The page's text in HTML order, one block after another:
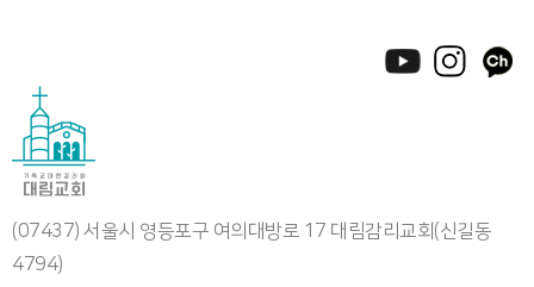
(07437) 서울시 영등포구 여의대방로 17 대림감리교회(신길동
4794)